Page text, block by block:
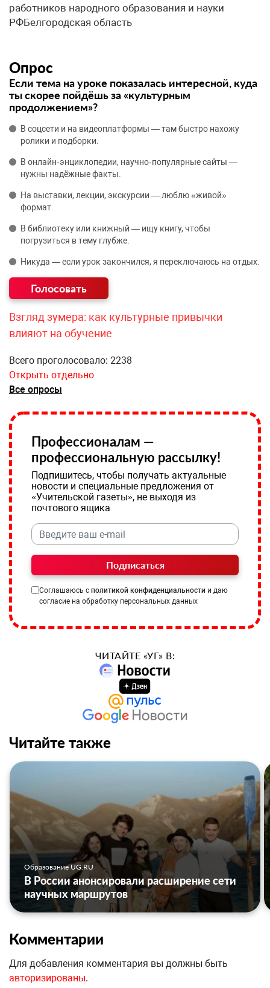
работников народного образования и науки
РФБелгородская область
Опрос
Если тема на уроке показалась интересной, куда
ты скорее пойдёшь за «культурным
продолжением»?
В соцсети и на видеоплатформы — там быстро нахожу
ролики и подборки.
В онлайн‑энциклопедии, научно‑популярные сайты —
нужны надёжные факты.
На выставки, лекции, экскурсии — люблю «живой»
формат.
В библиотеку или книжный — ищу книгу, чтобы
погрузиться в тему глубже.
Никуда — если урок закончился, я переключаюсь на отдых.
Взгляд зумера: как культурные привычки
влияют на обучение
Всего проголосовало: 2238
Открыть отдельно
Все опросы
Профессионалам —
профессиональную рассылку!
Подпишитесь, чтобы получать актуальные
новости и специальные предложения от
«Учительской газеты», не выходя из
почтового ящика
Подписаться
Соглашаюсь с политикой конфиденциальности и даю
согласие на обработку персональных данных
ЧИТАЙТЕ «УГ» В:
Читайте также
Образование UG.RU
В России анонсировали расширение сети
научных маршрутов
Комментарии
Для добавления комментария вы должны быть
авторизированы.